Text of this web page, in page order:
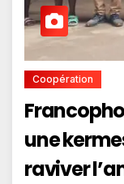
Coopération
une
raviver